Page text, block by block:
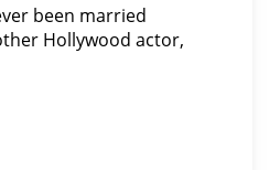
been married
Hollywood actor,